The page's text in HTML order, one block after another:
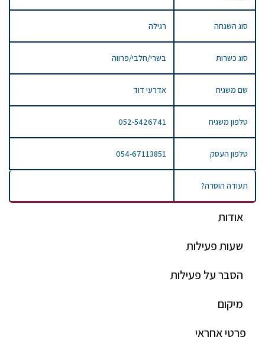
אודות
שעות פעילות
הסבר על פעילות
מיקום
פרטי אחראי
סוג השגחה רגילה
סוג כשרות בשרי/חלבי/פרווה
שם משגיח אדרעי דוד
טלפון משגיח 052-5426741
טלפון העסק 054-67113851
תעודה הוסרה?